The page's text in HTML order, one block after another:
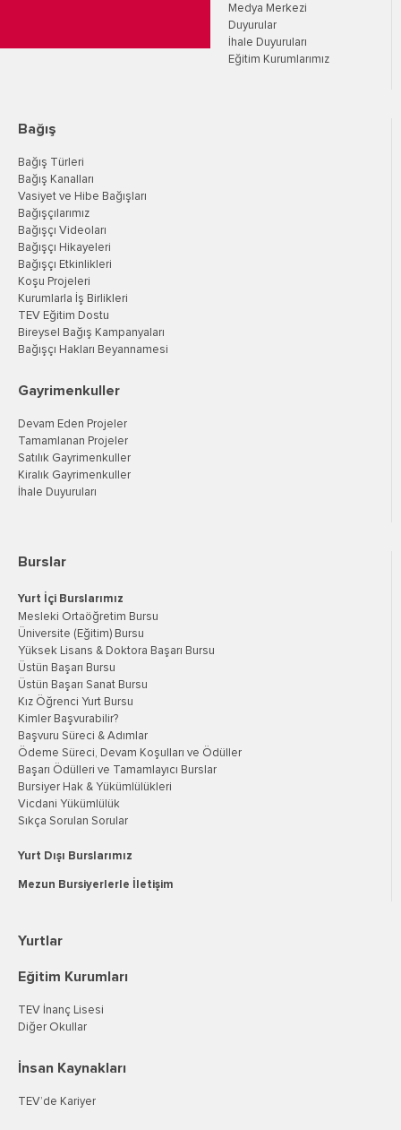
Medya Merkezi
Duyurular
İhale Duyuruları
Eğitim Kurumlarımız
Bağış
Bağış Türleri
Bağış Kanalları
Vasiyet ve Hibe Bağışları
Bağışçılarımız
Bağışçı Videoları
Bağışçı Hikayeleri
Bağışçı Etkinlikleri
Koşu Projeleri
Kurumlarla İş Birlikleri
TEV Eğitim Dostu
Bireysel Bağış Kampanyaları
Bağışçı Hakları Beyannamesi
Gayrimenkuller
Devam Eden Projeler
Tamamlanan Projeler
Satılık Gayrimenkuller
Kiralık Gayrimenkuller
İhale Duyuruları
Burslar
Yurt İçi Burslarımız
Mesleki Ortaöğretim Bursu
Üniversite (Eğitim) Bursu
Yüksek Lisans & Doktora Başarı Bursu
Üstün Başarı Bursu
Üstün Başarı Sanat Bursu
Kız Öğrenci Yurt Bursu
Kimler Başvurabilir?
Başvuru Süreci & Adımlar
Ödeme Süreci, Devam Koşulları ve Ödüller
Başarı Ödülleri ve Tamamlayıcı Burslar
Bursiyer Hak & Yükümlülükleri
Vicdani Yükümlülük
Sıkça Sorulan Sorular
Yurt Dışı Burslarımız
Mezun Bursiyerlerle İletişim
Yurtlar
Eğitim Kurumları
TEV İnanç Lisesi
Diğer Okullar
İnsan Kaynakları
TEV’de Kariyer